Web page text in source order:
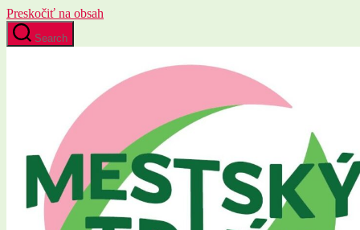
Preskočiť na obsah
Search